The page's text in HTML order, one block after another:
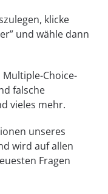
klicke
und wähle dann
Choice-
falsche
vieles mehr.
unseres
wird auf allen
Fragen